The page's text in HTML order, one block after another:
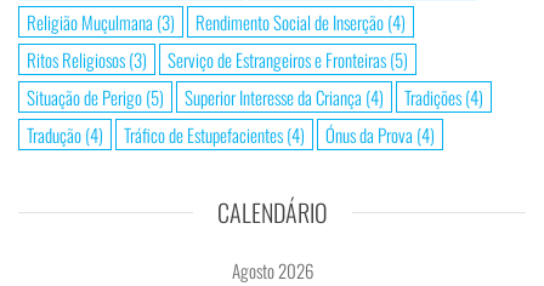
Religião Muçulmana (3) Rendimento Social de Inserção(4)
Ritos Religiosos(3) Serviço de Estrangeiros e Fronteiras(5)
Situação de Perigo(5) Superior Interesse da Criança (4) Tradições(4)
Tradução(4) Tráfico de Estupefacientes(4) Ónus da Prova (4)
CALENDÁRIO
Agosto 2026